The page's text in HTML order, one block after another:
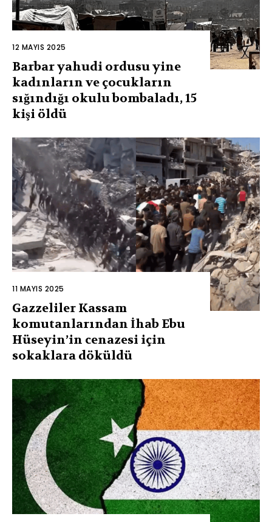
12 MAYIS 2025
Barbar yahudi ordusu yine
kadınların ve çocukların
sığındığı okulu bombaladı, 15
kişi öldü
11 MAYIS 2025
Gazzeliler Kassam
komutanlarından İhab Ebu
Hüseyin’in cenazesi için
sokaklara döküldü